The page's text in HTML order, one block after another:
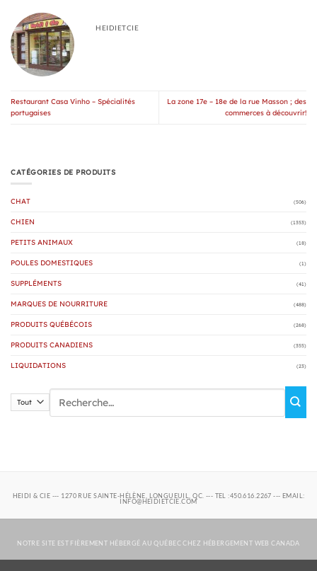
HEIDIETCIE
Restaurant Casa Vinho – Spécialités
portugaises
La zone 17e – 18e de la rue Masson ; des
commerces à découvrir!
CATÉGORIES DE PRODUITS
CHAT (506)
CHIEN (1353)
PETITS ANIMAUX (18)
POULES DOMESTIQUES (1)
SUPPLÉMENTS (41)
MARQUES DE NOURRITURE (488)
PRODUITS QUÉBÉCOIS (268)
PRODUITS CANADIENS (355)
LIQUIDATIONS (23)
Rechercher :
HEIDI & CIE --- 1270 RUE SAINTE-HÉLÈNE, LONGUEUIL, QC. --- TEL :450.616.2267 --- EMAIL:
INFO@HEIDIETCIE.COM
NOTRE SITE EST FIÈREMENT HÉBERGÉ AU QUÉBEC CHEZ HÉBERGEMENT WEB CANADA